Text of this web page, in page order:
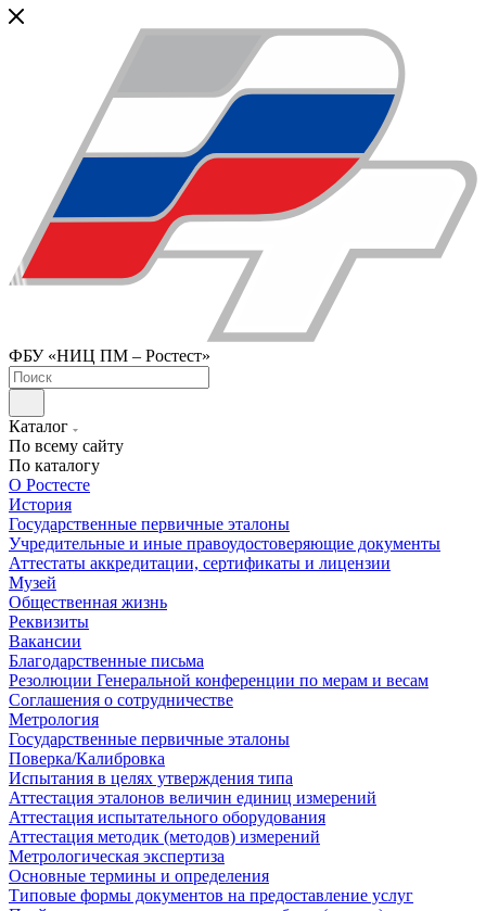
ФБУ «НИЦ ПМ – Ростест»
Каталог
По всему сайту
По каталогу
О Ростесте
История
Государственные первичные эталоны
Учредительные и иные правоудостоверяющие документы
Аттестаты аккредитации, сертификаты и лицензии
Музей
Общественная жизнь
Реквизиты
Вакансии
Благодарственные письма
Резолюции Генеральной конференции по мерам и весам
Соглашения о сотрудничестве
Метрология
Государственные первичные эталоны
Поверка/Калибровка
Испытания в целях утверждения типа
Аттестация эталонов величин единиц измерений
Аттестация испытательного оборудования
Аттестация методик (методов) измерений
Метрологическая экспертиза
Основные термины и определения
Типовые формы документов на предоставление услуг